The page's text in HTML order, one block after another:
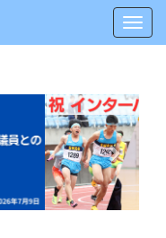
n
e
x
t